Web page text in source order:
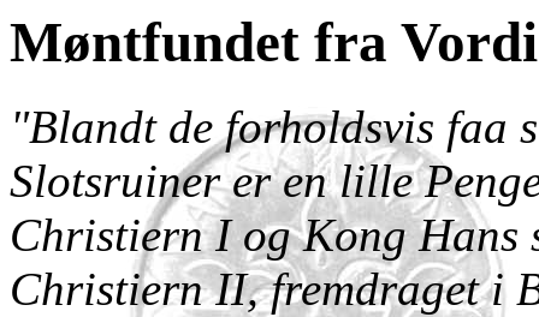
Møntfundet fra
"Blandt de forholdsvis faa
Slotsruiner er en lille
Christiern I og Kong
Christiern II, fremdraget i